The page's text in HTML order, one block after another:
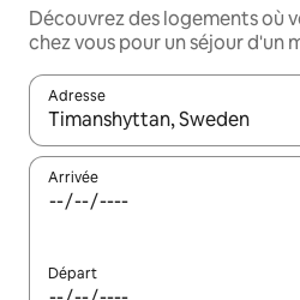
Découvrez des logements où
chez vous pour un séjour d'un
Adresse
Lorsque les résultats
Arrivée
Départ